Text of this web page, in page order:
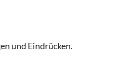
und Eindrücken.